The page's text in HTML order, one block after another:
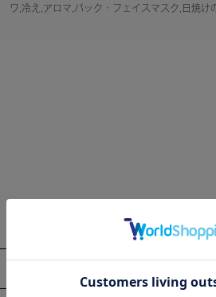
ワ,冷え,アロマ,パック・フェイスマスク,日焼